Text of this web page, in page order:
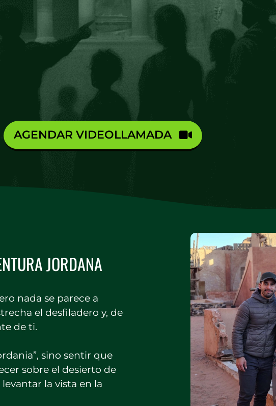
AGENDAR VIDEOLLAMADA
JORDANA
nada se parece a
el desfiladero y, de
de ti.
sino sentir que
sobre el desierto de
la vista en la